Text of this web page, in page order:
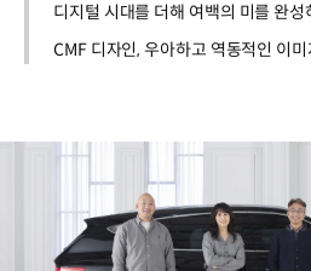
디지털 시대를 더해 여백의 미를 완성
CMF 디자인, 우아하고 역동적인 이